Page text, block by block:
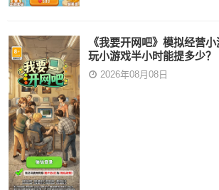
《我要开网吧》模拟经营
玩小游戏半小时能提多少？
2026年08月08日